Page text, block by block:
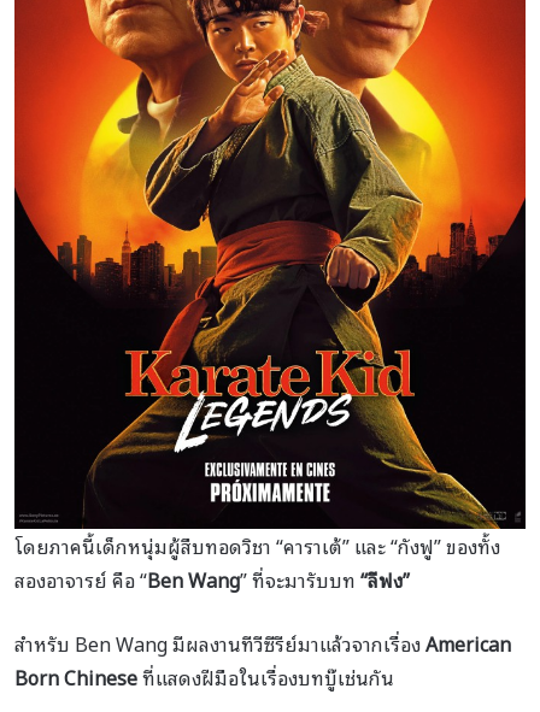
โดยภาคนี้เด็กหนุ่มผู้สืบทอดวิชา “คาราเต้” และ “กังฟู” ของทั้ง
สองอาจารย์ คือ “Ben Wang” ที่จะมารับบท“ลีฟง”
สำหรับ Ben Wang มีผลงานทีวีซีรีย์มาแล้วจากเรื่องAmerican
Born Chineseที่แสดงฝีมือในเรื่องบทบู๊เช่นกัน